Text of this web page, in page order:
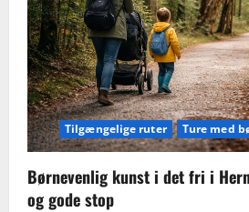
du
værkerne
i
naturen
Tilgængelige ruter Ture med
Børnevenlig kunst i det fri i
og gode stop